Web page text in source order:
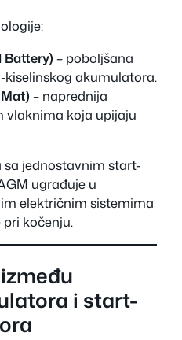
Battery) – poboljšana
akumulatora.
– naprednija
vlaknima koja upijaju
sa jednostavnim start-
ugrađuje u
električnim sistemima
kočenju.
i start-